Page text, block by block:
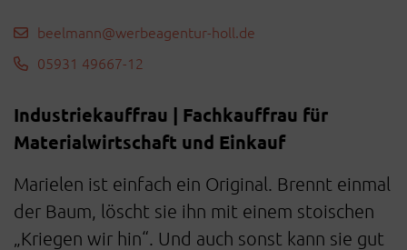
beelmann@werbeagentur-holl.de
05931 49667-12
Industriekauffrau | Fachkauffrau für
Materialwirtschaft und Einkauf
Marielen ist einfach ein Original. Brennt einmal
der Baum, löscht sie ihn mit einem stoischen
„Kriegen wir hin“. Und auch sonst kann sie gut